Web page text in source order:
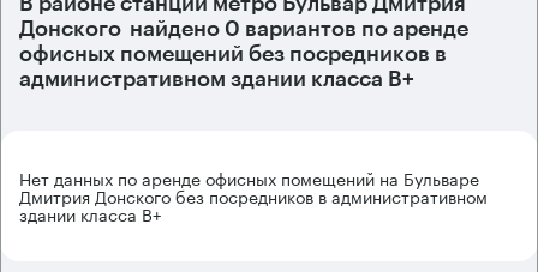
Донского найдено 0 вариантов по аренде
офисных помещений без посредников в
административном здании класса B+
Нет данных по аренде офисных помещений на Бульваре
Дмитрия Донского без посредников в административном
здании класса B+